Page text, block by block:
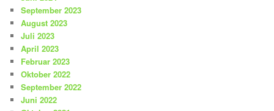
September 2023
August 2023
Juli 2023
April 2023
Februar 2023
Oktober 2022
September 2022
Juni 2022